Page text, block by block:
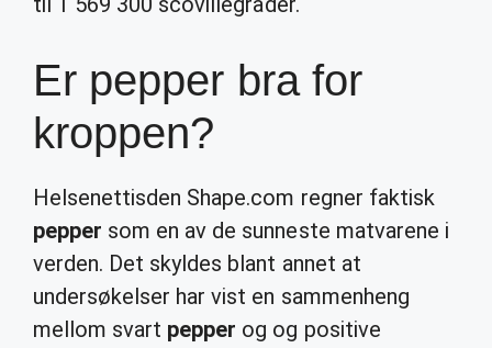
Er pepper bra for
kroppen?
Helsenettisden Shape.com regner faktisk
pepper som en av de sunneste matvarene i
verden. Det skyldes blant annet at
undersøkelser har vist en sammenheng
mellom svart pepper og og positive